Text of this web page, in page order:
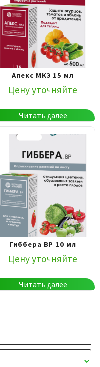
Апекс МКЭ 15 мл
Цену уточняйте
Читать далее
Гиббера ВР 10 мл
Цену уточняйте
Читать далее